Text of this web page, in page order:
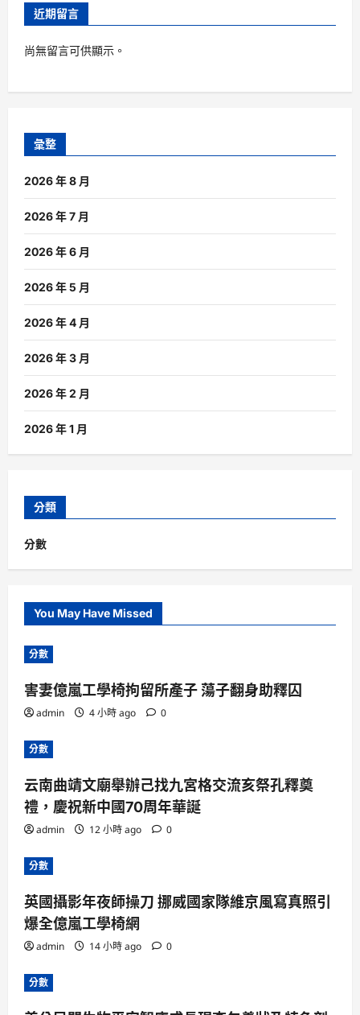
近期留言
尚無留言可供顯示。
彙整
2026 年 8 月
2026 年 7 月
2026 年 6 月
2026 年 5 月
2026 年 4 月
2026 年 3 月
2026 年 2 月
2026 年 1 月
分類
分數
You May Have Missed
分數
害妻億嵐工學椅拘留所產子 蕩子翻身助釋囚
admin 4 小時 ago 0
分數
云南曲靖文廟舉辦己找九宮格交流亥祭孔釋奠
禮，慶祝新中國70周年華誕
admin 12 小時 ago 0
分數
英國攝影年夜師操刀 挪威國家隊維京風寫真照引
爆全億嵐工學椅網
admin 14 小時 ago 0
分數